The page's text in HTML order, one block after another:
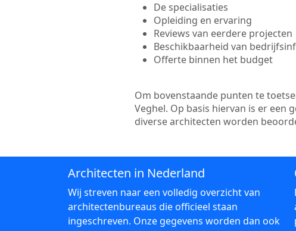
De specialisaties
Opleiding en ervaring
Reviews van eerdere projecten
Beschikbaarheid van
Offerte binnen het budget
Om bovenstaande punten te
Veghel. Op basis hiervan is er een
diverse architecten worden
Architecten in Nederland
Wij streven naar een volledig overzicht van
architectenbureaus die officieel staan
ingeschreven. Onze gegevens worden dan ook